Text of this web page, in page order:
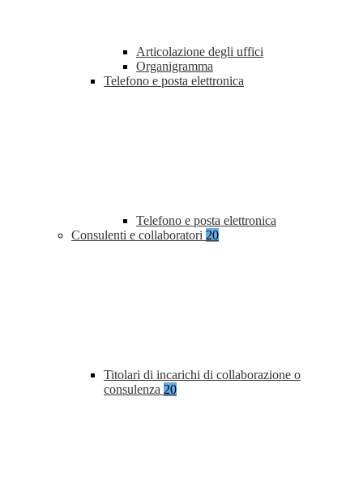
Articolazione degli uffici
Organigramma
Telefono e posta elettronica
Telefono e posta elettronica
Consulenti e collaboratori 20
Titolari di incarichi di collaborazione o
consulenza 20